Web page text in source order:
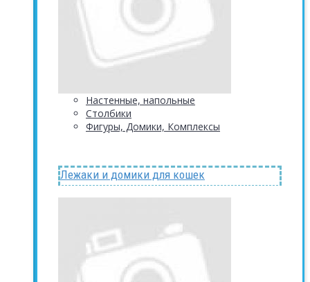
Настенные, напольные
Столбики
Фигуры, Домики, Комплексы
Лежаки и домики для кошек